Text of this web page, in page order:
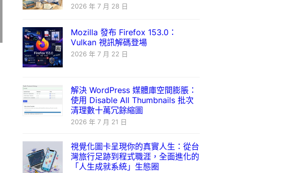
2026 年 7 月 28 日
Mozilla 發布 Firefox 153.0：
Vulkan 視訊解碼登場
2026 年 7 月 22 日
解決 WordPress 媒體庫空間膨脹：
使用 Disable All Thumbnails 批次
清理數十萬冗餘縮圖
2026 年 7 月 21 日
視覺化圖卡呈現你的真實人生：從台
灣旅行足跡到程式職涯，全面進化的
「人生成就系統」生態圈